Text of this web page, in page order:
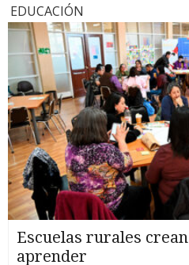
EDUCACIÓN
Escuelas rurales
aprender